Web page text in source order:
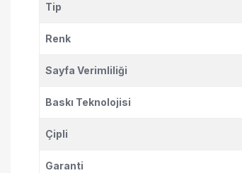
Tip
Renk
Sayfa Verimliliği
Baskı Teknolojisi
Çipli
Garanti